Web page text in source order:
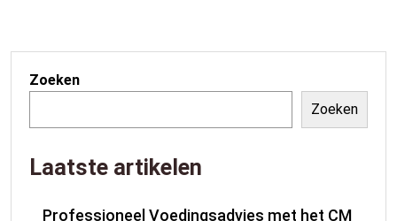
Zoeken
Zoeken
Laatste artikelen
Professioneel Voedingsadvies met het CM